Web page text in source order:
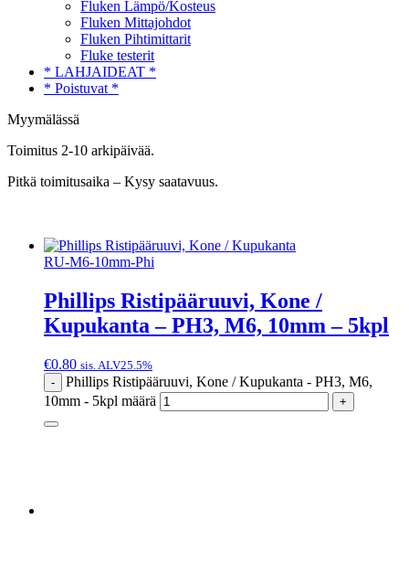
Fluken Lämpö/Kosteus
Fluken Mittajohdot
Fluken Pihtimittarit
Fluke testerit
* LAHJAIDEAT *
* Poistuvat *
Myymälässä
Toimitus 2-10 arkipäivää.
Pitkä toimitusaika – Kysy saatavuus.
RU-M6-10mm-Phi
Phillips Ristipääruuvi, Kone /
Kupukanta – PH3, M6, 10mm – 5kpl
€0.80 sis. ALV25.5%
-
Phillips Ristipääruuvi, Kone / Kupukanta - PH3, M6,
10mm - 5kpl määrä
+